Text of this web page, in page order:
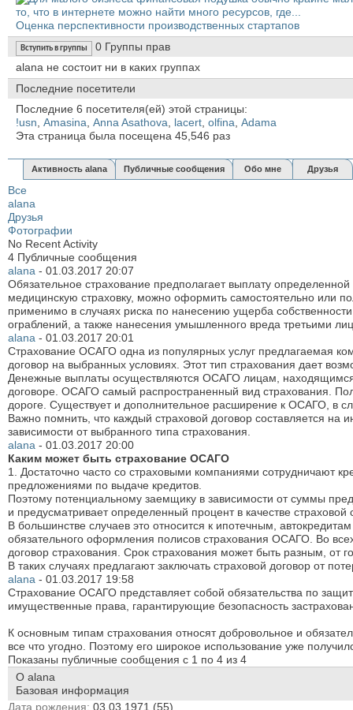
Оценка перспективности производственных стартапов
Вступить в группы 0 Группы прав
alana не состоит ни в каких группах
Последние посетители
Последние 6 посетителя(ей) этой страницы:
!usn Amasina Anna Asathova lacert olfina Аdama
Эта страница была посещена 45,546 раз
Активность alana Публичные сообщения Обо мне Друзья
Все
alana
Друзья
Фотографии
No Recent Activity
4 Публичные сообщения
alana - 01.03.2017 20:07
Обязательное страхование предполагает выплату
медицинскую страховку, можно оформить самостоятельно или
применимо в случаях риска по нанесению ущерба
ограблений, а также нанесения умышленного вреда третьими
alana - 01.03.2017 20:01
Страхование ОСАГО одна из популярных услуг предлагаемая
договор на выбранных условиях. Этот тип страхования дает
Денежные выплаты осуществляются ОСАГО лицам, находящимся
договоре. ОСАГО самый распространенный вид страхования.
дороге. Существует и дополнительное расширение к ОСАГО, в
Важно помнить, что каждый страховой договор составляется на
зависимости от выбранного типа страхования.
alana - 01.03.2017 20:00
Каким может быть страхование ОСАГО
1. Достаточно часто со страховыми компаниями сотрудничают
предложениями по выдаче кредитов.
Поэтому потенциальному заемщику в зависимости от суммы
и предусматривает определенный процент в качестве
В большинстве случаев это относится к ипотечным,
обязательного оформления полисов страхования ОСАГО. Во
договор страхования. Срок страхования может быть разным, от
В таких случаях предлагают заключать страховой договор от
alana - 01.03.2017 19:58
Страхование ОСАГО представляет собой обязательства по
имущественные права, гарантирующие безопасность
К основным типам страхования относят добровольное и
все что угодно. Поэтому его широкое использование уже
Показаны публичные сообщения с 1 по 4 из 4
О alana
Базовая информация
Дата рождения 03.03.1971 (55)